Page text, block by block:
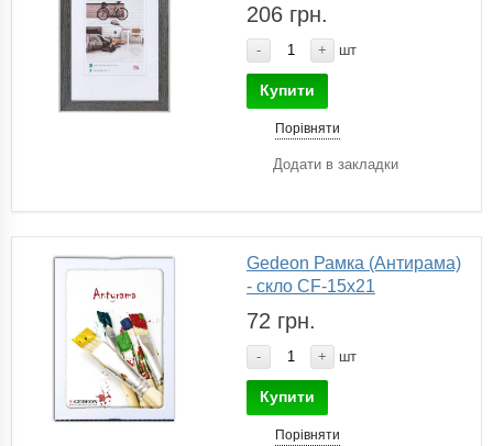
206 грн.
- + шт
Купити
Порівняти
Додати в закладки
Gedeon Рамка (Антирама)
- скло CF-15х21
72 грн.
- + шт
Купити
Порівняти